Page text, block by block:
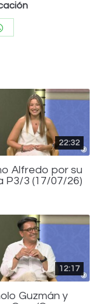
22:32
Alfredo por su
P3/3 (17/07/26)
12:17
Guzmán y